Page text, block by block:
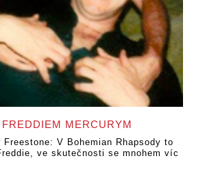
MERCURYM
Freestone: V Bohemian Rhapsody to
ve skutečnosti se mnohem víc